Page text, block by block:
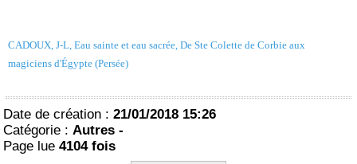
CADOUX, J-L, Eau sainte et eau sacrée, De Ste Colette de Corbie aux
magiciens d'Égypte (Persée)
Date de création : 21/01/2018 15:26
Catégorie : Autres -
Page lue 4104 fois